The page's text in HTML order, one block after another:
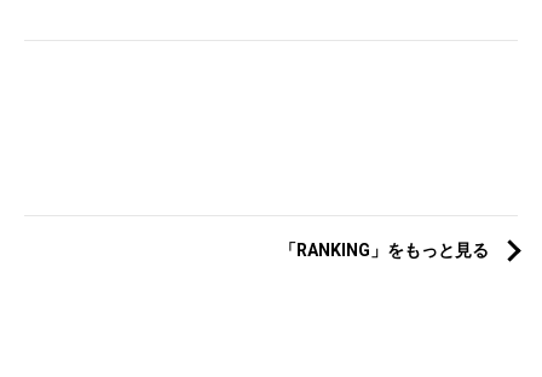
「RANKING」をもっと見る